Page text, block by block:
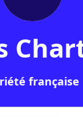
française